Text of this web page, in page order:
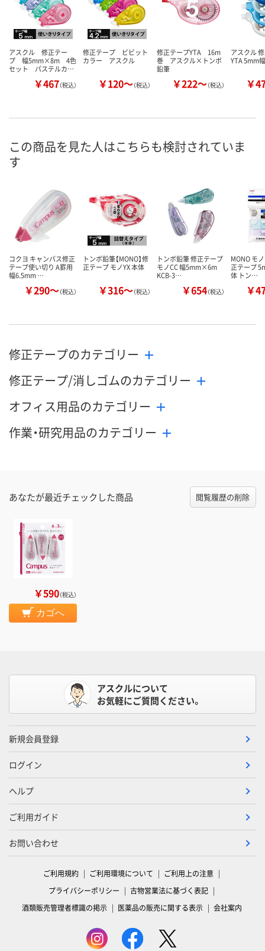
アスクル 修正テー
プ 幅5mm×8m 4色
セット パステルカ…
￥467（税込）
修正テープ ビビット
カラー アスクル
￥120～（税込）
修正テープYTA 16m
巻 アスクル×トンボ
鉛筆
￥222～（税込）
アスクル
YTA 5mm
￥
この商品を見た人はこちらも検討されていま
す
コクヨ キャンパス修正
テープ使い切り A罫用
幅6.5mm …
￥290～（税込）
トンボ鉛筆【MONO】修
正テープ モノYX 本体
￥316～（税込）
トンボ鉛筆 修正テープ
モノCC 幅5mm×6m
KCB-3…
￥654（税込）
MONO モ
正テープ
体 トン…
￥
修正テープのカテゴリー
修正テープ/消しゴムのカテゴリー
オフィス用品のカテゴリー
作業・研究用品のカテゴリー
あなたが最近チェックした商品 閲覧履歴の削除
￥590（税込）
カゴへ
アスクルについて
お気軽にご質問ください。
新規会員登録
ログイン
ヘルプ
ご利用ガイド
お問い合わせ
ご利用規約 ご利用環境について
ご利用上の注意
プライバシーポリシー
古物営業法に基づく表記
酒類販売管理者標識の掲示
医薬品の販売に関する表示 会社案内